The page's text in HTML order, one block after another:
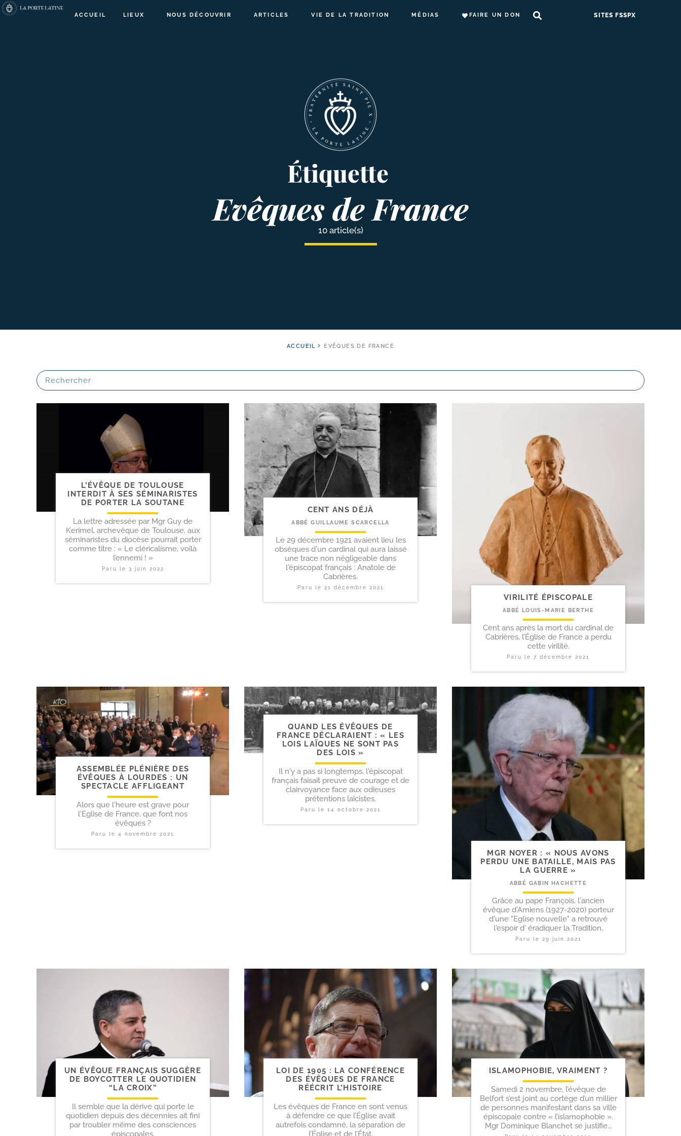
ACCUEIL LIEUX NOUS DÉCOUVRIR ARTICLES VIE DE LA TRADITION MÉDIAS FAIRE UN DON SITES FSSPX
Étiquette
Evêques de France
10 article(s)
ACCUEIL EVÊQUES DE FRANCE
L’ÉVÊQUE DE TOULOUSE
INTERDIT À SES SÉMINARISTES
DE PORTER LA SOUTANE
La lettre adressée par Mgr Guy de
Kerimel, archevêque de Toulouse, aux
séminaristes du diocèse pourrait porter
comme titre : « Le cléricalisme, voilà
l’ennemi ! »
Paru le 3 juin 2022
CENT ANS DÉJÀ
ABBÉ GUILLAUME SCARCELLA
Le 29 décembre 1921 avaient lieu les
obsèques d'un cardinal qui aura laissé
une trace non négligeable dans
l'épiscopat français : Anatole de
Cabrières.
Paru le 21 décembre 2021
VIRILITÉ ÉPISCOPALE
ABBÉ LOUIS-MARIE BERTHE
Cent ans après la mort du cardinal de
Cabrières, l’Église de France a perdu
cette virilité.
Paru le 7 décembre 2021
ASSEMBLÉE PLÉNIÈRE DES
ÉVÊQUES À LOURDES : UN
SPECTACLE AFFLIGEANT
Alors que l'heure est grave pour
l'Eglise de France, que font nos
évêques ?
Paru le 4 novembre 2021
QUAND LES ÉVÊQUES DE
FRANCE DÉCLARAIENT : « LES
LOIS LAÏQUES NE SONT PAS
DES LOIS »
Il n'y a pas si longtemps, l'épiscopat
français faisait preuve de courage et de
clairvoyance face aux odieuses
prétentions laïcistes.
Paru le 14 octobre 2021
MGR NOYER : « NOUS AVONS
PERDU UNE BATAILLE, MAIS PAS
LA GUERRE »
ABBÉ GABIN HACHETTE
Grâce au pape François, l'ancien
évêque d'Amiens (1927-2020) porteur
d'une "Eglise nouvelle" a retrouvé
l'espoir d' éradiquer la Tradition.
Paru le 29 juin 2021
UN ÉVÊQUE FRANÇAIS SUGGÈRE
DE BOYCOTTER LE QUOTIDIEN
“LA CROIX”
Il semble que la dérive qui porte le
quotidien depuis des décennies ait fini
par troubler même des consciences
épiscopales.
LOI DE 1905 : LA CONFÉRENCE
DES ÉVÊQUES DE FRANCE
RÉÉCRIT L’HISTOIRE
Les évêques de France en sont venus
à défendre ce que l’Église avait
autrefois condamné, la séparation de
l’Église et de l’État.
ISLAMOPHOBIE, VRAIMENT ?
Samedi 2 novembre, l’évêque de
Belfort s’est joint au cortège d’un millier
de personnes manifestant dans sa ville
épiscopale contre « l’islamophobie ».
Mgr Dominique Blanchet se justifie...